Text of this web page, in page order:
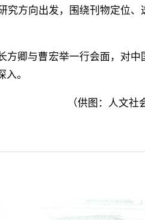
方向出发，围绕刊物定位
卿与曹宏举一行会面，对
。
（供图：人文社